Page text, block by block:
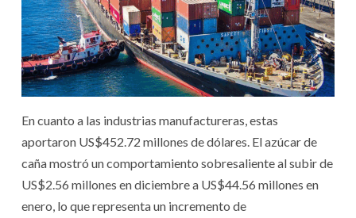
En cuanto a las industrias manufactureras, estas
aportaron US$452.72 millones de dólares. El azúcar de
caña mostró un comportamiento sobresaliente al subir de
US$2.56 millones en diciembre a US$44.56 millones en
enero, lo que representa un incremento de